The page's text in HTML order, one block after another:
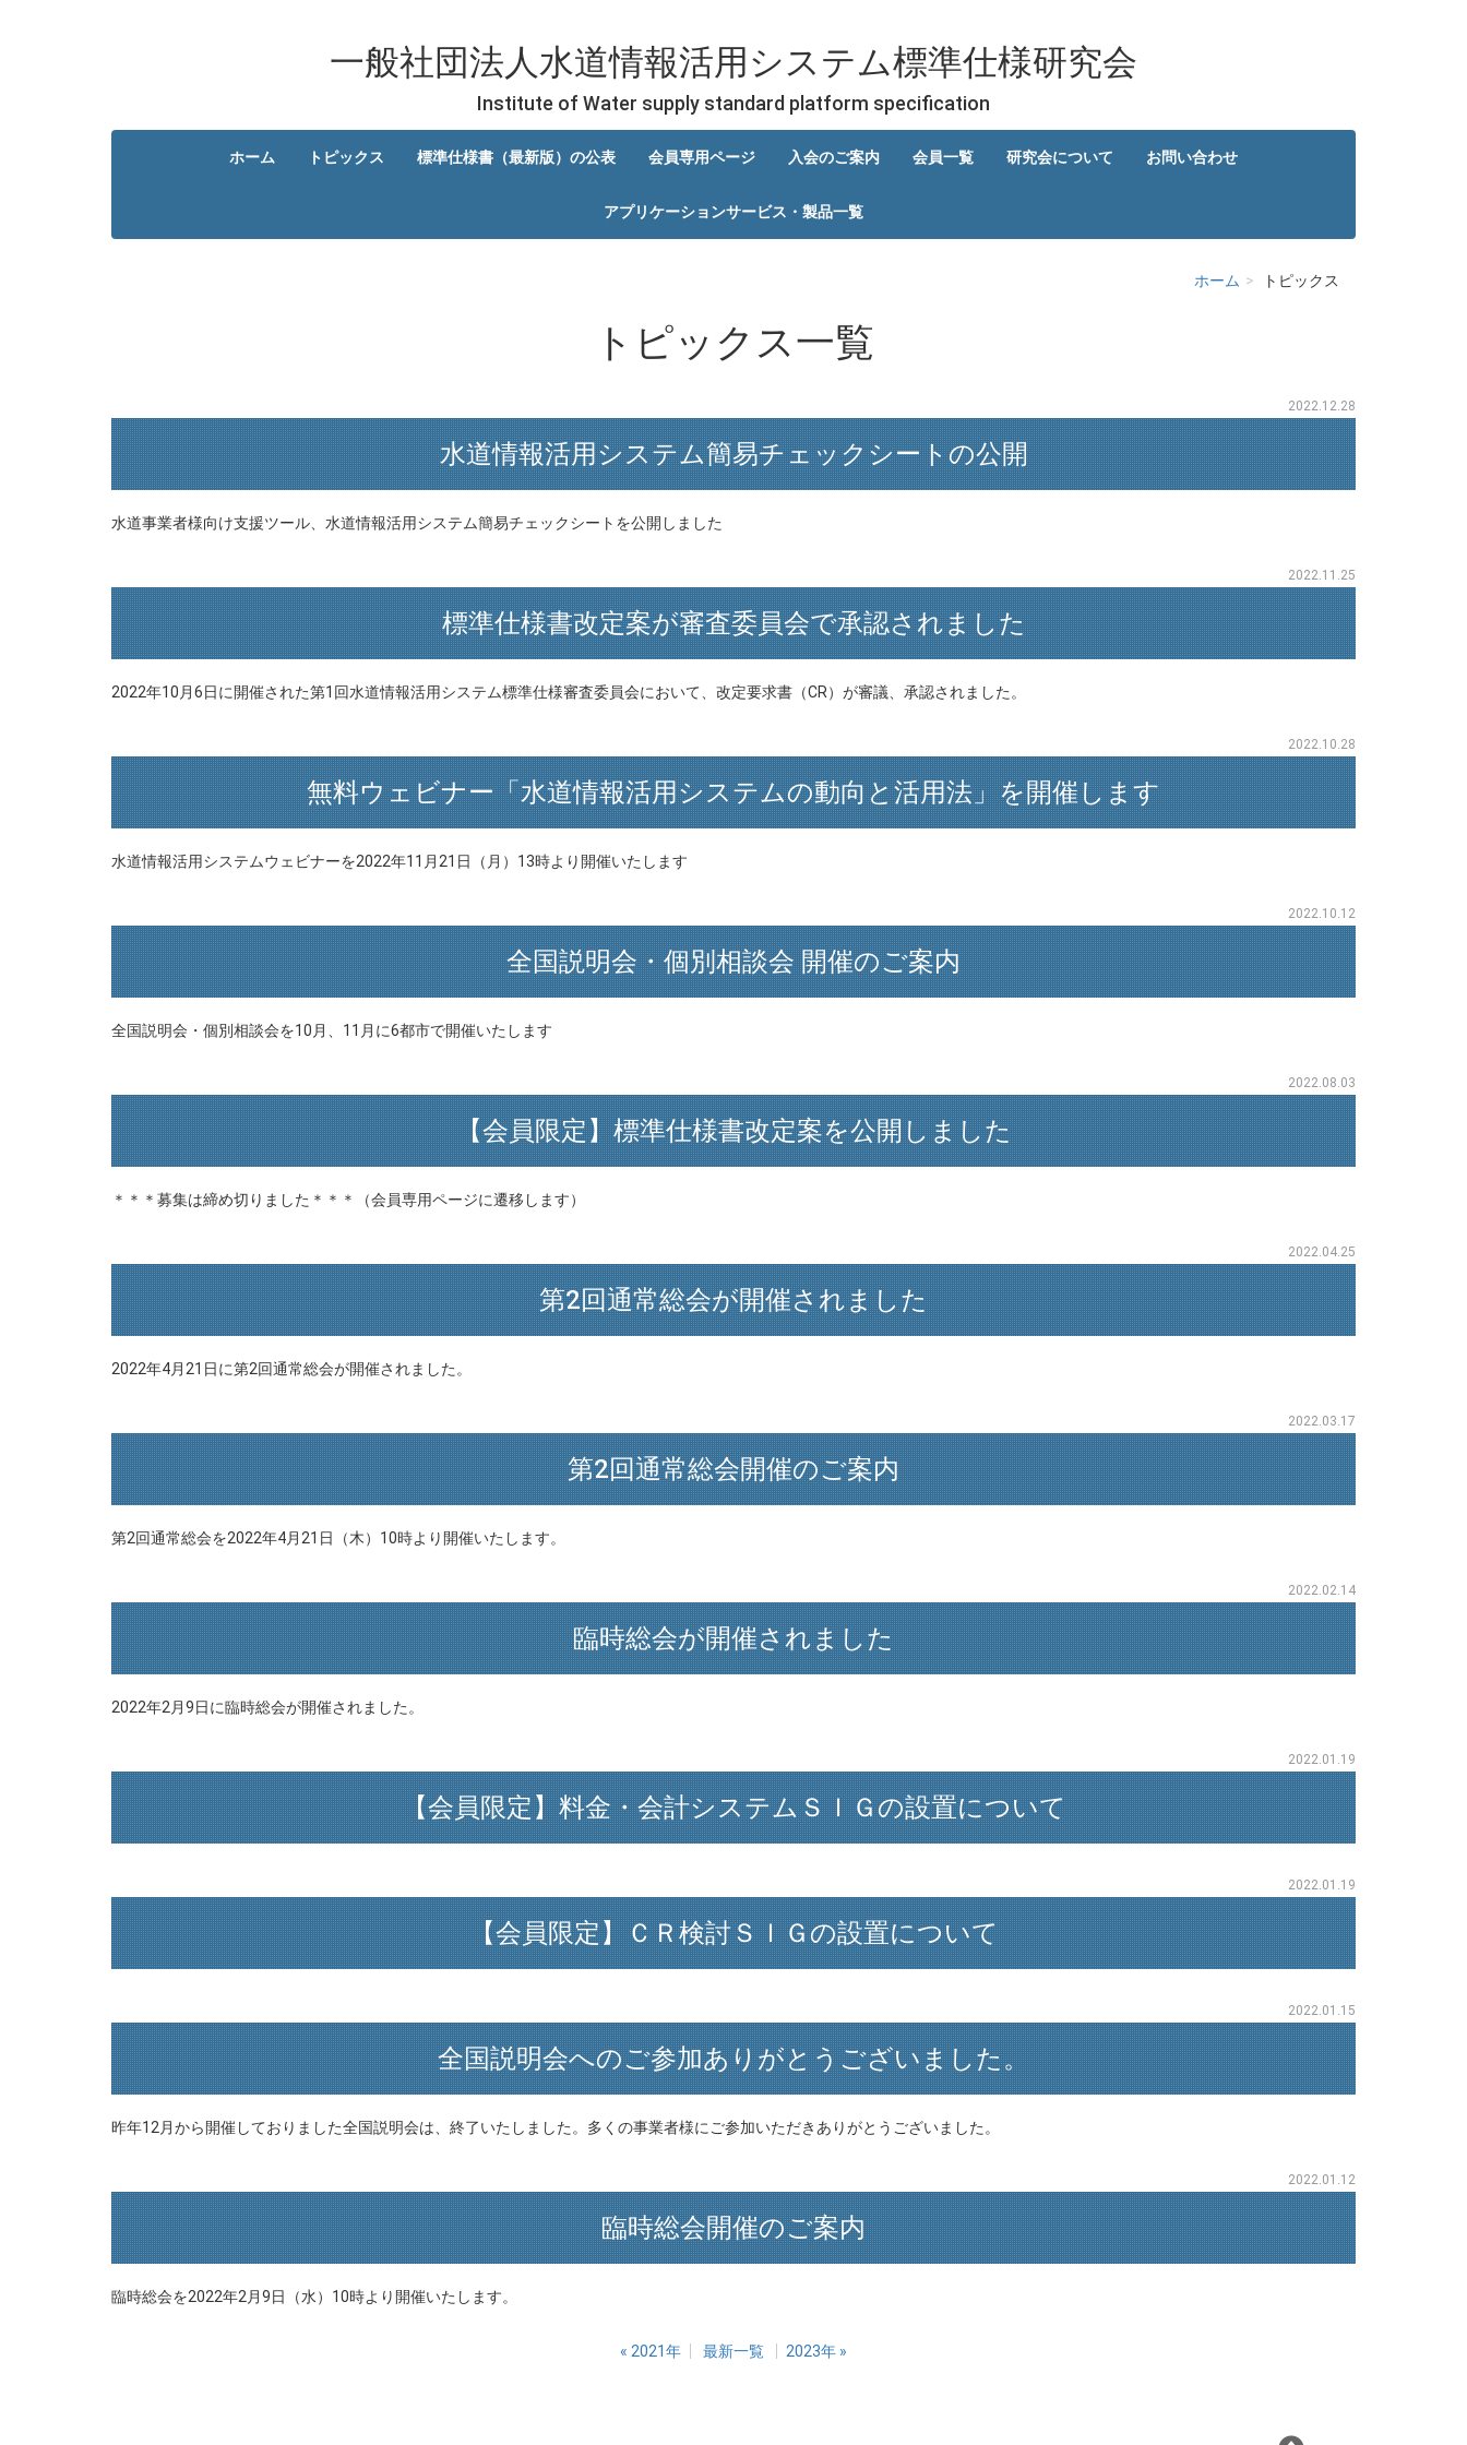
一般社団法人水道情報活用システム標準仕様研究会
Institute of Water supply standard platform specification
ホーム トピックス 標準仕様書（最新版）の公表 会員専用ページ 入会のご案内 会員一覧 研究会について お問い合わせ
アプリケーションサービス・製品一覧
ホーム トピックス
トピックス一覧
2022.12.28
水道情報活用システム簡易チェックシートの公開
水道事業者様向け支援ツール、水道情報活用システム簡易チェックシートを公開しました
2022.11.25
標準仕様書改定案が審査委員会で承認されました
2022年10月6日に開催された第1回水道情報活用システム標準仕様審査委員会において、改定要求書（CR）が審議、承認されました。
2022.10.28
無料ウェビナー「水道情報活用システムの動向と活用法」を開催します
水道情報活用システムウェビナーを2022年11月21日（月）13時より開催いたします
2022.10.12
全国説明会・個別相談会 開催のご案内
全国説明会・個別相談会を10月、11月に6都市で開催いたします
2022.08.03
【会員限定】標準仕様書改定案を公開しました
＊＊＊募集は締め切りました＊＊＊（会員専用ページに遷移します）
2022.04.25
第2回通常総会が開催されました
2022年4月21日に第2回通常総会が開催されました。
2022.03.17
第2回通常総会開催のご案内
第2回通常総会を2022年4月21日（木）10時より開催いたします。
2022.02.14
臨時総会が開催されました
2022年2月9日に臨時総会が開催されました。
2022.01.19
【会員限定】料金・会計システムＳＩＧの設置について
2022.01.19
【会員限定】ＣＲ検討ＳＩＧの設置について
2022.01.15
全国説明会へのご参加ありがとうございました。
昨年12月から開催しておりました全国説明会は、終了いたしました。多くの事業者様にご参加いただきありがとうございました。
2022.01.12
臨時総会開催のご案内
臨時総会を2022年2月9日（水）10時より開催いたします。
« 2021年 最新一覧 2023年 »